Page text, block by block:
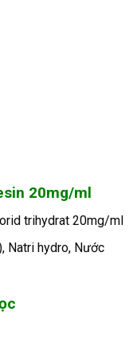
20mg/ml
trihydrat 20mg/ml
Natri hydro, Nước